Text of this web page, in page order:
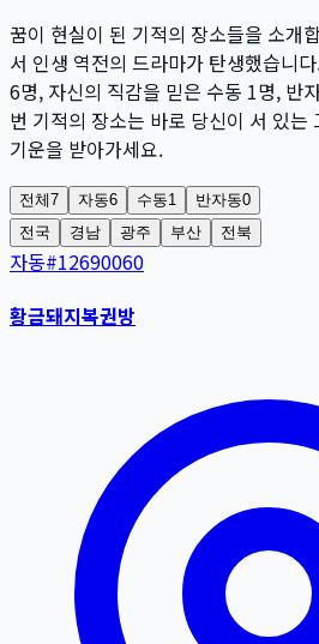
꿈이 현실이 된 기적의 장소들을 소개
서 인생 역전의 드라마가 탄생했습니
6명, 자신의 직감을 믿은 수동 1명, 반
번 기적의 장소는 바로 당신이 서 있는
기운을 받아가세요.
전체7 자동6 수동1 반자동0
전국
경남 광주 부산 전북
자동#12690060
황금돼지복권방